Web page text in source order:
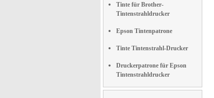
Tinte für Brother-
Tintenstrahldrucker
Epson Tintenpatrone
Tinte Tintenstrahl-Drucker
Druckerpatrone für Epson
Tintenstrahldrucker